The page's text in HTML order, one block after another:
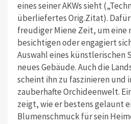
eines seiner AKWs sieht
überliefertes Orig.Zitat).
freudiger Miene Zeit, um eine
besichtigen oder engagiert
Auswahl eines künstlerischen
neues Gebäude. Auch die
scheint ihn zu faszinieren und
zauberhafte Orchideenwelt.
zeigt, wie er bestens gelaunt
Blumenschmuck für sein